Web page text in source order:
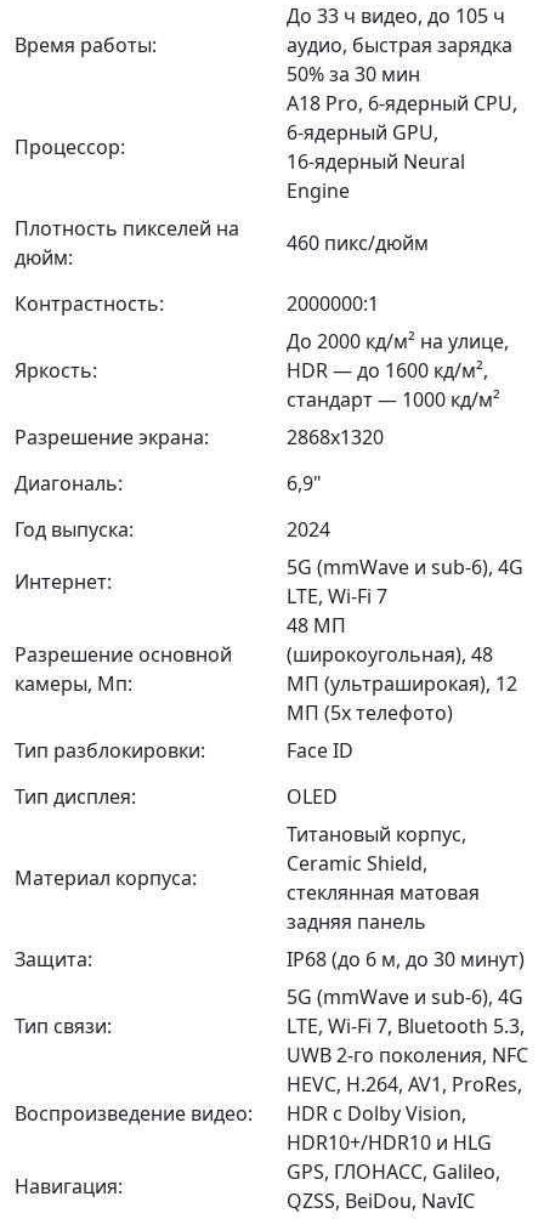
Время работы:
До 33 ч видео, до 105 ч
аудио, быстрая зарядка
50% за 30 мин
Процессор:
A18 Pro, 6‑ядерный CPU,
6‑ядерный GPU,
16‑ядерный Neural
Engine
Плотность пикселей на
дюйм:
460 пикс/дюйм
Контрастность: 2000000:1
Яркость:
До 2000 кд/м² на улице,
HDR — до 1600 кд/м²,
стандарт — 1000 кд/м²
Разрешение экрана:
2868x1320
Диагональ:
6,9"
Год выпуска:
2024
Интернет:
5G (mmWave и sub-6), 4G
LTE, Wi‑Fi 7
Разрешение основной
камеры, Мп:
48 МП
(широкоугольная), 48
МП (ультраширокая), 12
МП (5x телефото)
Тип разблокировки:
Face ID
Тип дисплея:
OLED
Материал корпуса:
Титановый корпус,
Ceramic Shield,
стеклянная матовая
задняя панель
Защита:
IP68 (до 6 м, до 30 минут)
Тип связи:
5G (mmWave и sub-6), 4G
LTE, Wi‑Fi 7, Bluetooth 5.3,
UWB 2-го поколения, NFC
Воспроизведение видео:
HEVC, H.264, AV1, ProRes,
HDR с Dolby Vision,
HDR10+/HDR10 и HLG
Навигация:
GPS, ГЛОНАСС, Galileo,
QZSS, BeiDou, NavIC